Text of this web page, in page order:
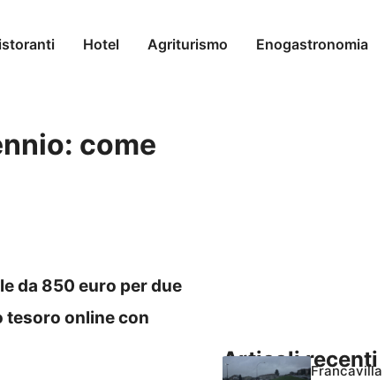
Hotel Agriturismo Enogastronomia
come
da 850 euro per due
tesoro online con
Articoli recenti